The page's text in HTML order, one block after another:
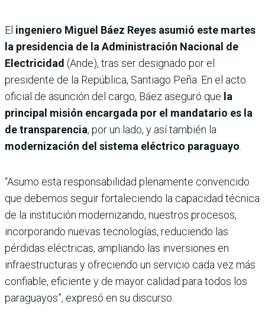
El ingeniero Miguel Báez Reyes asumió este martes
la presidencia de la Administración Nacional de
Electricidad (Ande), tras ser designado por el
presidente de la República, Santiago Peña. En el acto
oficial de asunción del cargo, Báez aseguró que la
principal misión encargada por el mandatario es la
de transparencia, por un lado, y así también la
modernización del sistema eléctrico paraguayo.
“Asumo esta responsabilidad plenamente convencido
que debemos seguir fortaleciendo la capacidad técnica
de la institución modernizando, nuestros procesos,
incorporando nuevas tecnologías, reduciendo las
pérdidas eléctricas, ampliando las inversiones en
infraestructuras y ofreciendo un servicio cada vez más
confiable, eficiente y de mayor calidad para todos los
paraguayos”, expresó en su discurso.